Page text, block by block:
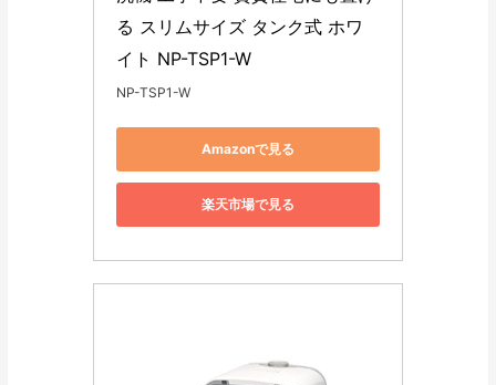
る スリムサイズ タンク式 ホワ
イト NP-TSP1-W
NP-TSP1-W
Amazonで見る
楽天市場で見る